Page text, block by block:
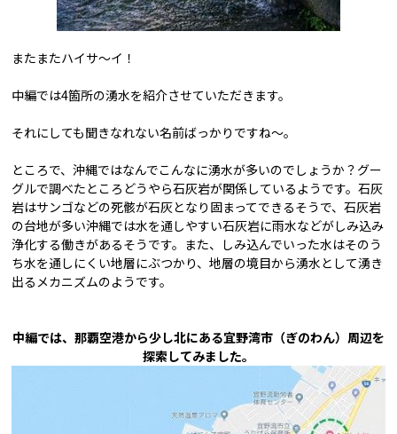
またまたハイサ～イ！
中編では4箇所の湧水を紹介させていただきます。
それにしても聞きなれない名前ばっかりですね～。
ところで、沖縄ではなんでこんなに湧水が多いのでしょうか？グー
グルで調べたところどうやら石灰岩が関係しているようです。石灰
岩はサンゴなどの死骸が石灰となり固まってできるそうで、石灰岩
の台地が多い沖縄では水を通しやすい石灰岩に雨水などがしみ込み
浄化する働きがあるそうです。また、しみ込んでいった水はそのう
ち水を通しにくい地層にぶつかり、地層の境目から湧水として湧き
出るメカニズムのようです。
中編では、那覇空港から少し北にある宜野湾市（ぎのわん）周辺を
探索してみました。